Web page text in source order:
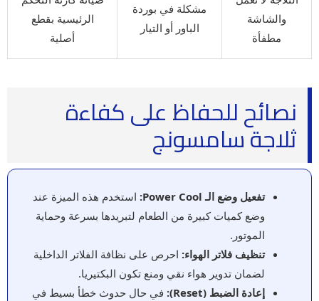
والشاشة
مطفأة
مشكلة في بوردة
الباور أو التيار
الرئيسية بقطع
أصلية
نصائح للحفاظ على كفاءة
ثلاجة سامسونج
تفعيل وضع الـ Power Cool:
استخدم هذه الميزة عند
وضع كميات كبيرة من الطعام لتبريدها بسرعة وحماية
الموتور.
تنظيف فلاتر الهواء: احرص على نظافة الفلاتر الداخلية
لضمان تدوير هواء نقي ومنع تكون البكتيريا.
إعادة الضبط (Reset):
في حال حدوث خطأ بسيط في